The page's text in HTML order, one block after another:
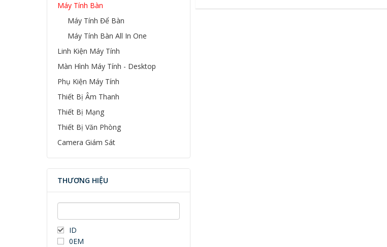
Máy Tính Bàn
Máy Tính Để Bàn
Máy Tính Bàn All In One
Linh Kiện Máy Tính
Màn Hình Máy Tính - Desktop
Phụ Kiện Máy Tính
Thiết Bị Âm Thanh
Thiết Bị Mạng
Thiết Bị Văn Phòng
Camera Giám Sát
THƯƠNG HIỆU
ID
0EM